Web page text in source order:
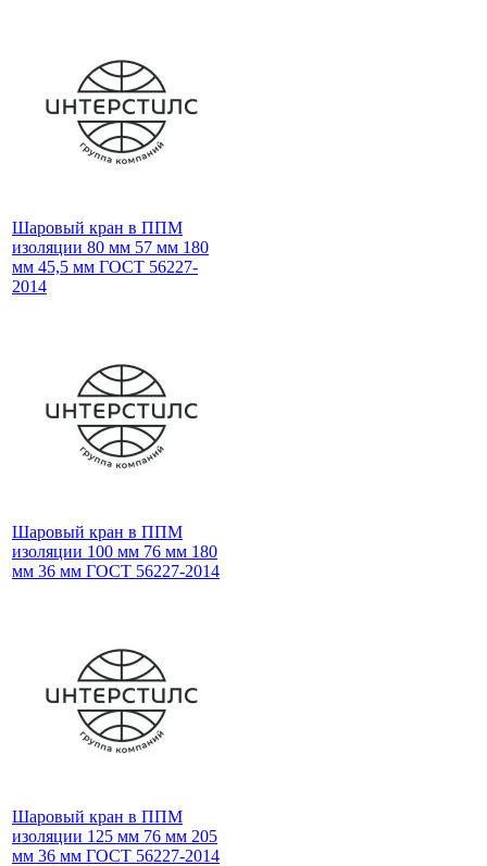
Шаровый кран в ППМ
изоляции 80 мм 57 мм 180
мм 45,5 мм ГОСТ 56227-
2014
Шаровый кран в ППМ
изоляции 100 мм 76 мм 180
мм 36 мм ГОСТ 56227-2014
Шаровый кран в ППМ
изоляции 125 мм 76 мм 205
мм 36 мм ГОСТ 56227-2014